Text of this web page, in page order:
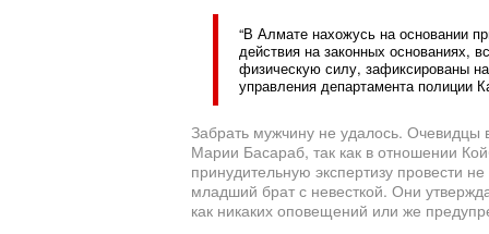
“В Алмате нахожусь на основании
действия на законных основаниях,
физическую силу, зафиксированы
управления департамента полиции
Забрать мужчину не удалось.
Марии Басараб, так как в отношении
принудительную экспертизу провести
младший брат с невесткой. Они
как никаких оповещений или же